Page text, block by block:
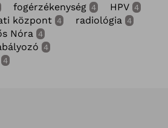
fogérzékenység 4 HPV 4
központ 4 radiológia 4
Nóra 4
4
4